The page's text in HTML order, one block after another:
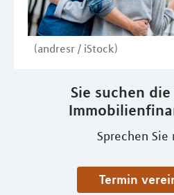
(andresr / iStock)
Sie suchen
Sprechen Sie
Termin